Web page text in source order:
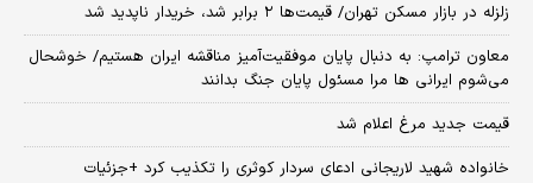
زلزله در بازار مسکن تهران/ قیمت‌ها ۲ برابر شد، خریدار ناپدید شد
معاون ترامپ: به دنبال پایان موفقیت‌آمیز مناقشه ایران هستیم/ خوشحال
می‌شوم ایرانی ها مرا مسئول پایان جنگ بدانند
قیمت جدید مرغ اعلام شد
خانواده شهید لاریجانی ادعای سردار کوثری را تکذیب کرد +جزئیات